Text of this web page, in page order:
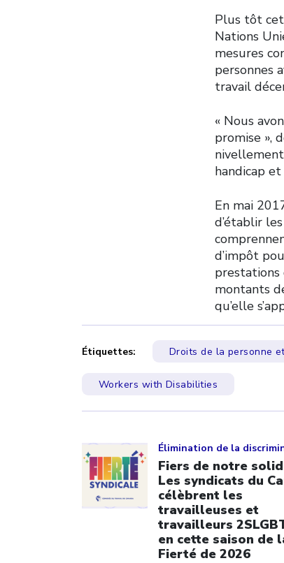
Plus tôt
Nations
mesures
personnes
travail
« Nous
promise »,
handicap
En mai
d’établir
d’impôt
prestations
montants
qu’elle
Étiquettes: Droits de la personne
Workers with Disabilities
Élimination de la
Fiers de notre
Les syndicats du
célèbrent les
travailleuses et
travailleurs
en cette saison de
Fierté de 2026